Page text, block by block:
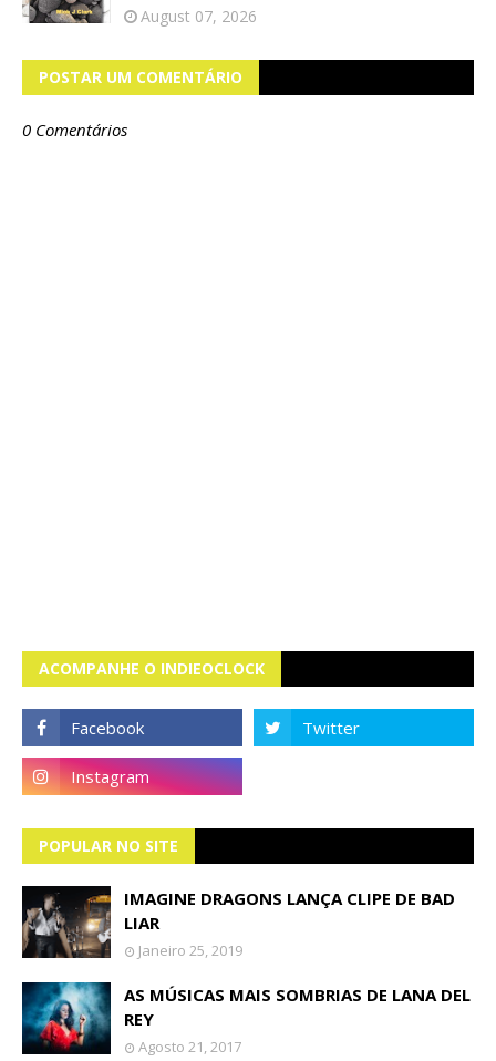
August 07, 2026
POSTAR UM COMENTÁRIO
0 Comentários
ACOMPANHE O INDIEOCLOCK
POPULAR NO SITE
IMAGINE DRAGONS LANÇA CLIPE DE BAD
LIAR
Janeiro 25, 2019
AS MÚSICAS MAIS SOMBRIAS DE LANA DEL
REY
Agosto 21, 2017